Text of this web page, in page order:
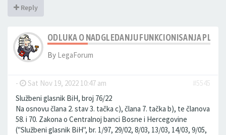
Reply
ODLUKA O NADGLEDANJU FUNKCIONISANJA
By LegaForum
- Sat Nov 19, 2022 10:47 am
#5545
Službeni glasnik BiH, broj 76/22
Na osnovu člana 2. stav 3. tačka c), člana 7. tačka b), te članova
58. i 70. Zakona o Centralnoj banci Bosne i Hercegovine
("Službeni glasnik BiH", br. 1/97, 29/02, 8/03, 13/03, 14/03, 9/05,